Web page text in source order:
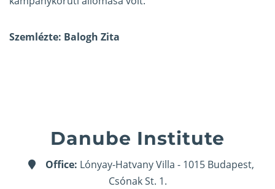
Szemlézte: Balogh Zita
Danube Institute
Office: Lónyay-Hatvany Villa - 1015 Budapest,
Csónak St. 1.